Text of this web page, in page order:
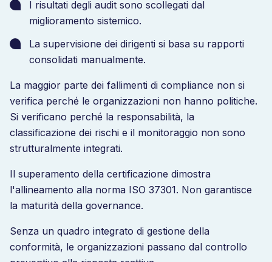
I risultati degli audit sono scollegati dal
miglioramento sistemico.
La supervisione dei dirigenti si basa su rapporti
consolidati manualmente.
La maggior parte dei fallimenti di compliance non si
verifica perché le organizzazioni non hanno politiche.
Si verificano perché la responsabilità, la
classificazione dei rischi e il monitoraggio non sono
strutturalmente integrati.
Il superamento della certificazione dimostra
l'allineamento alla norma ISO 37301. Non garantisce
la maturità della governance.
Senza un quadro integrato di gestione della
conformità, le organizzazioni passano dal controllo